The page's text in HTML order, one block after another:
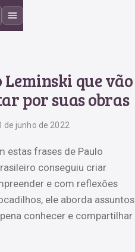
Leminski que vão
por suas obras
de junho de 2022
estas frases de Paulo
conseguiu criar
e com reflexões
ele aborda assuntos
conhecer e compartilhar